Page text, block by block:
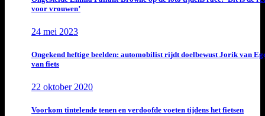
voor vrouwen’
24 mei 2023
Ongekend heftige beelden: automobilist rijdt doelbewust Jorik van
van fiets
22 oktober 2020
Voorkom tintelende tenen en verdoofde voeten tijdens het fietsen